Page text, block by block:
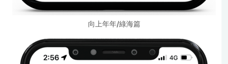
向上年年/綠海篇